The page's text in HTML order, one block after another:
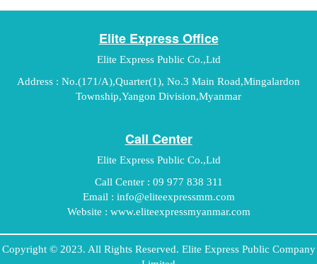
Elite Express Office
Elite Express Public Co.,Ltd
Address : No.(171/A),Quarter(1), No.3 Main Road,Mingalardon
Township,Yangon Division,Myanmar
Call Center
Elite Express Public Co.,Ltd
Call Center : 09 977 838 311
Email : info@eliteexpressmm.com
Website : www.eliteexpressmyanmar.com
Copyright © 2023. All Rights Reserved. Elite Express Public Company